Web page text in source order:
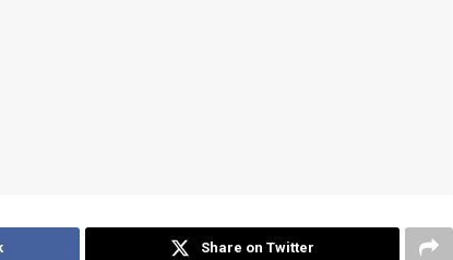
Share on Twitter